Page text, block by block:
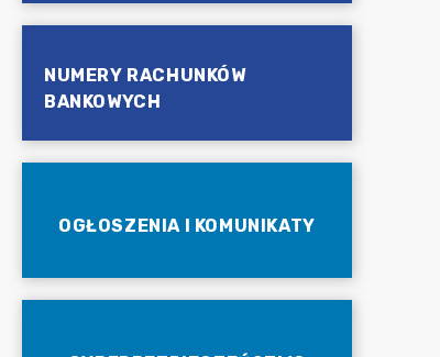
NUMERY RACHUNKÓW
BANKOWYCH
OGŁOSZENIA I KOMUNIKATY